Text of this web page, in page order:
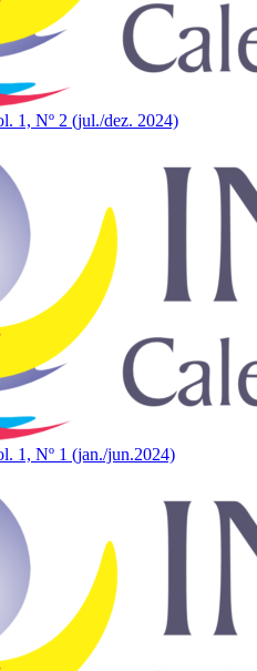
1, Nº 2 (jul./dez. 2024)
1, Nº 1 (jan./jun.2024)